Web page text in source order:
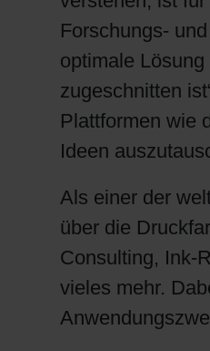
Forschungs-
optimale
zugeschnitten
Plattformen wie
Ideen
Als einer der
über die
Consulting, Ink-
vieles mehr.